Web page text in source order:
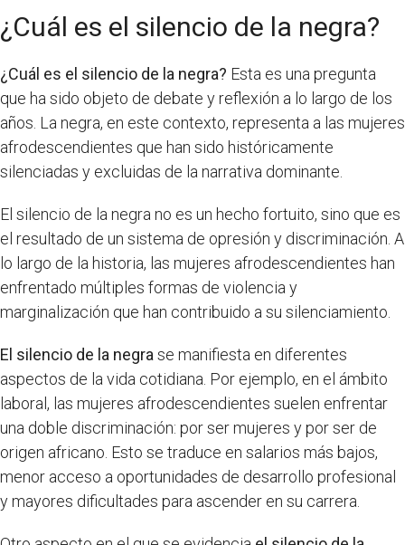
¿Cuál es el silencio de la negra?
¿Cuál es el silencio de la negra? Esta es una pregunta
que ha sido objeto de debate y reflexión a lo largo de los
años. La negra, en este contexto, representa a las mujeres
afrodescendientes que han sido históricamente
silenciadas y excluidas de la narrativa dominante.
El silencio de la negra no es un hecho fortuito, sino que es
el resultado de un sistema de opresión y discriminación. A
lo largo de la historia, las mujeres afrodescendientes han
enfrentado múltiples formas de violencia y
marginalización que han contribuido a su silenciamiento.
El silencio de la negra se manifiesta en diferentes
aspectos de la vida cotidiana. Por ejemplo, en el ámbito
laboral, las mujeres afrodescendientes suelen enfrentar
una doble discriminación: por ser mujeres y por ser de
origen africano. Esto se traduce en salarios más bajos,
menor acceso a oportunidades de desarrollo profesional
y mayores dificultades para ascender en su carrera.